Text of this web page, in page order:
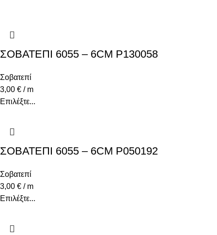
ΣΟΒΑΤΕΠΙ 6055 – 6CM P130058
Σοβατεπί
3,00 € / m
Επιλέξτε...
ΣΟΒΑΤΕΠΙ 6055 – 6CM P050192
Σοβατεπί
3,00 € / m
Επιλέξτε...